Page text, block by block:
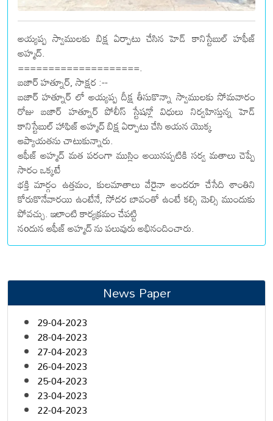
అయ్యప్ప స్వాములకు బిక్ష ఏర్పాటు చేసిన హెడ్ కానిస్టేబుల్ హఫీజ్
అహ్మద్.
====================.
బజార్ హత్నూర్, సాక్షర :--
బజార్ హత్నూర్ లో అయ్యప్ప దీక్ష తీసుకొన్నా స్వాములకు సోమవారం
రోజు బజార్ హత్నూర్ పోలీస్ స్టేషన్లో విధులు నిర్వహిస్తున్న హెడ్
కానిస్టేబుల్ హాఫిజ్ అహ్మద్ బిక్ష ఏర్పాటు చేసి ఆయన యొక్క
ఆప్యాయతను చాటుకున్నారు.
ఆఫీజ్ అహ్మద్ మత పరంగా ముస్లిం అయినప్పటికి సర్వ మతాలు చెప్పే
సారం ఒక్కటే
భక్తి మార్గం ఉత్తమం, కులమాతాలు వేరైనా అందరూ చేసేది శాంతిని
కోరుకొనేవారయి ఉంటేనే, సోదర బావంతో ఉంటే కల్సి మెల్సి ముందుకు
పోవచ్చు. ఇలాంటి కార్యక్రమం చేపట్టి
నoదున ఆఫీజ్ అహ్మద్ ను పలువురు అభినందించారు.
News Paper
29-04-2023
28-04-2023
27-04-2023
26-04-2023
25-04-2023
23-04-2023
22-04-2023